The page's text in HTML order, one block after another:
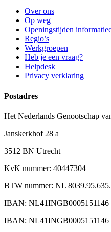
Over ons
Op weg
Openingstijden
Regio’s
Werkgroepen
Heb je een vraag?
Helpdesk
Privacy verklaring
Postadres
Het Nederlands Genootschap
Janskerkhof 28 a
3512 BN Utrecht
KvK nummer: 40447304
BTW nummer: NL
IBAN: NL41INGB0005151146
IBAN: NL41INGB0005151146